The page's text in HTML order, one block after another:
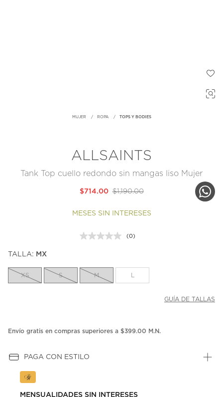
MUJER ROPA TOPS Y BODIES
ALLSAINTS
Tank Top cuello redondo sin mangas liso Mujer
$1,190.00
$714.00
MESES SIN INTERESES
Sin
la
misma
(0)
TALLA: MX
XS S M
GUÍA DE TALLAS
Envío gratis en compras superiores a $399.00 M.N.
PAGA CON ESTILO
MENSUALIDADES SIN INTERESES